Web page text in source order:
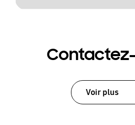
Voir plus